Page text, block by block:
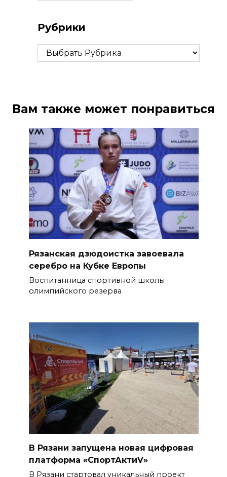
Рубрики
Рубрики
Вам также может понравиться
Рязанская дзюдоистка завоевала
серебро на Кубке Европы
Воспитанница спортивной школы
олимпийского резерва
В Рязани запущена новая цифровая
платформа «СпортАктиV»
В Рязани стартовал уникальный проект